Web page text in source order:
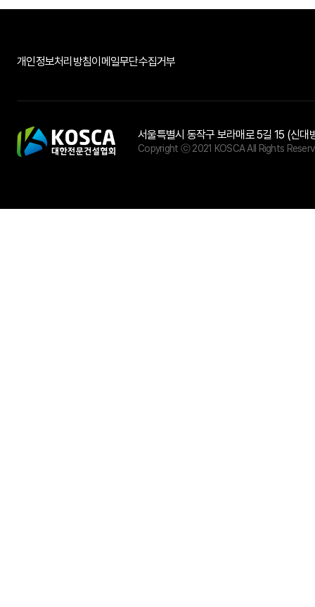
개인정보처리방침이메일무단수집거부
서울특별시 동작구 보라매로 5길 15 (신대
Copyright ⓒ 2021 KOSCA All Rights